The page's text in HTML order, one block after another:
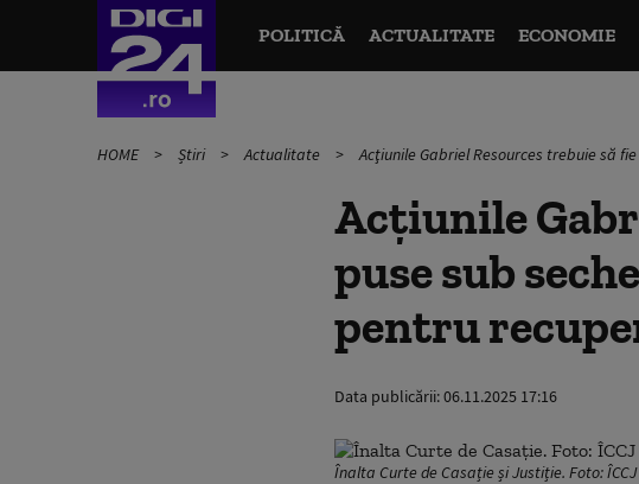
POLITICĂ ACTUALITATE ECONOMIE
HOME Știri Actualitate Acţiunile Gabriel Resources trebuie să
Acţiunile
puse sub
pentru
Data publicării:06.11.2025 17:16
Înalta Curte de Casație și Justiție. Foto: ÎCCJ